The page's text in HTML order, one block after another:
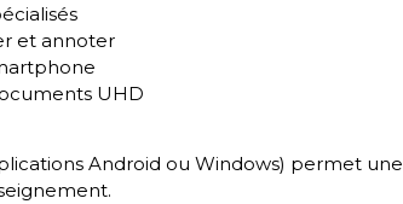
et annoter
UHD
Android ou Windows) permet une